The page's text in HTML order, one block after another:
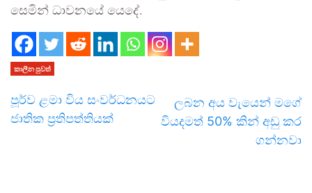
සෙමින් ධාවනයේ යෙදේ.
කාලීන පුවත්
පූර්ව ළමා විය සංවර්ධනයට
ජාතික ප්‍රතිපත්තියක්
ලබන අය වැයෙන් මගේ
වියදමත් 50% කින් අඩු කර
ගන්නවා